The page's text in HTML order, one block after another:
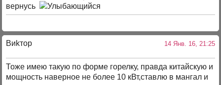
вернусь
Bиkтop 14 Янв. 16, 21:25
Тоже имею такую по форме горелку, правда китайскую и
мощность наверное не более 10 кВт,ставлю в мангал и